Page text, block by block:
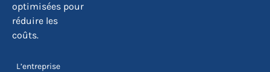
optimisées pour
réduire les
coûts.
L’entreprise